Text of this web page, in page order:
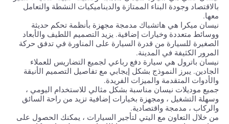
بالاقتصاد وجودة البناء الممتازة والديناميكيات النشطة والتعامل
معها.
نيسان ميكرا هي هاتشباك مدمجة مجهزة بأنظمة تحكم حديثة
ووسائط متعددة وخيارات إضافية. يزيد التصميم اللطيف والأبعاد
الصغيرة للسيارة من قدرة السيارة على المناورة في تدفق حركة
المرور الكثيفة في المدينة.
نيسان باترول هي سيارة دفع رباعي لجميع التضاريس للعملاء
الجادين. يبرز النموذج بشكل إيجابي مع تفاصيل التصميم الأنيقة
والأدوات المتقدمة والميزات الفريدة.
جميع موديلات نيسان مناسبة بشكل مثالي للاستخدام اليومي ،
وسهلة التشغيل ، ومجهزة بخيارات إضافية تزيد من راحة السائق
والركاب ، مدمجة واقتصادية.
من خلال التعاون مع اليتي لتأجير السيارات ، يمكنك الحصول على